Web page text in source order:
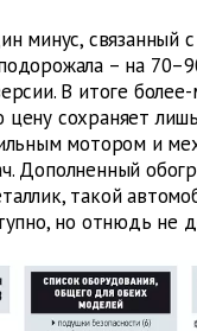
минус, связанный
– на
В итоге
цену сохраняет
мотором и
Дополненный
такой
но отнюдь не